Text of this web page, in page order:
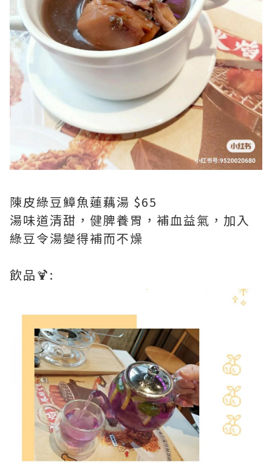
陳皮綠豆鱆魚蓮藕湯 $65
湯味道清甜，健脾養胃，補血益氣，加入
綠豆令湯變得補而不燥
飲品🍹: